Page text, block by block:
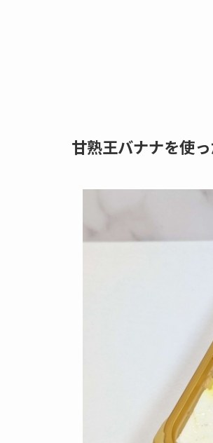
甘熟王バナナを使